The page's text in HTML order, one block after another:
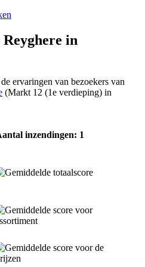
in
ervaringen van bezoekers van
(Markt 12 (1e verdieping) in
inzendingen: 1